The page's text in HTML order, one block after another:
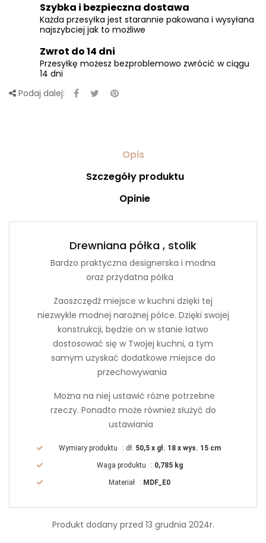
Szybka i bezpieczna dostawa
Każda przesyłka jest starannie pakowana i wysyłana
najszybciej jak to możliwe
Zwrot do 14 dni
Przesyłkę możesz bezproblemowo zwrócić w ciągu
14 dni
Podaj dalej:
Opis
Szczegóły produktu
Opinie
Drewniana półka , stolik
Bardzo praktyczna designerska i modna
oraz przydatna półka
Zaoszczędź miejsce w kuchni dzięki tej
niezwykle modnej narożnej półce. Dzięki swojej
konstrukcji, będzie on w stanie łatwo
dostosować się w Twojej kuchni, a tym
samym uzyskać dodatkowe miejsce do
przechowywania
Można na niej ustawić różne potrzebne
rzeczy. Ponadto może również służyć do
ustawiania
Wymiary produktu : dł. 50,5 x gł. 18 x wys. 15 cm
Waga produktu : 0,785 kg
Materiał : MDF_E0
Produkt dodany przed 13 grudnia 2024r.